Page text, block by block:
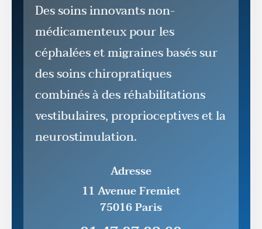
Des soins innovants non-
médicamenteux pour les
céphalées et migraines basés sur
des soins chiropratiques
combinés à des réhabilitations
vestibulaires, proprioceptives et la
neurostimulation.
Adresse
11 Avenue Fremiet
75016 Paris